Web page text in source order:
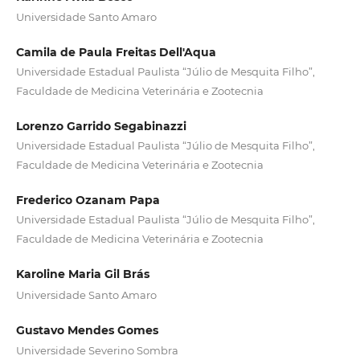
Universidade Santo Amaro
Camila de Paula Freitas Dell'Aqua
Universidade Estadual Paulista “Júlio de Mesquita Filho”,
Faculdade de Medicina Veterinária e Zootecnia
Lorenzo Garrido Segabinazzi
Universidade Estadual Paulista “Júlio de Mesquita Filho”,
Faculdade de Medicina Veterinária e Zootecnia
Frederico Ozanam Papa
Universidade Estadual Paulista “Júlio de Mesquita Filho”,
Faculdade de Medicina Veterinária e Zootecnia
Karoline Maria Gil Brás
Universidade Santo Amaro
Gustavo Mendes Gomes
Universidade Severino Sombra